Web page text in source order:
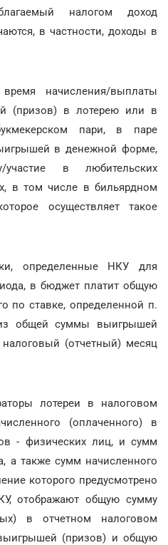
налогом доход
в частности, доходы в
начисления/выплаты
(призов) в лотерею или в
пари, в паре
в денежной форме,
в любительских
в том числе в бильярдном
осуществляет такое
определенные НКУ для
в бюджет платит общую
по ставке, определенной п.
общей суммы выигрышей
(отчетный) месяц
лотереи в налоговом
(оплаченного) в
- физических лиц, и сумм
а также сумм начисленного
которого предусмотрено
отображают общую сумму
в отчетном налоговом
(призов) и общую